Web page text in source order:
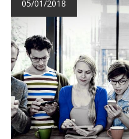
05/01/2018